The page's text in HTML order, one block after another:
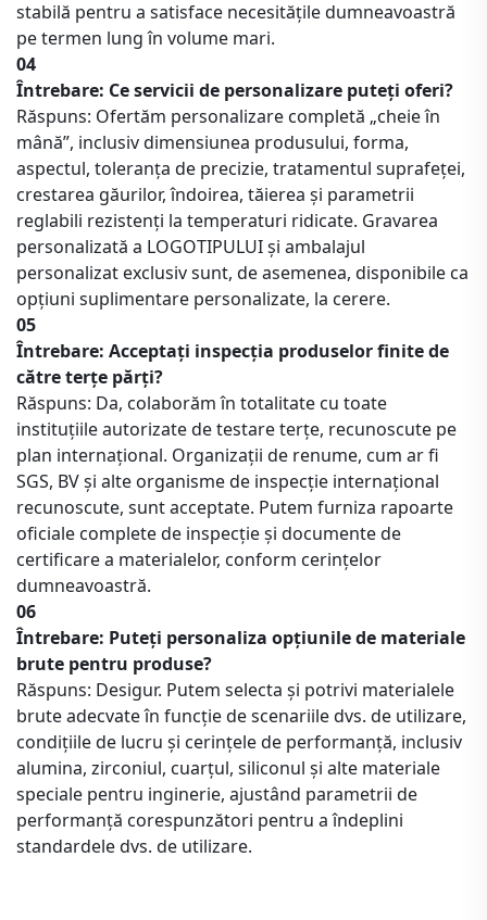
stabilă pentru a satisface necesitățile dumneavoastră
pe termen lung în volume mari.
04
Întrebare: Ce servicii de personalizare puteți oferi?
Răspuns: Ofertăm personalizare completă „cheie în
mână”, inclusiv dimensiunea produsului, forma,
aspectul, toleranța de precizie, tratamentul suprafeței,
crestarea găurilor, îndoirea, tăierea și parametrii
reglabili rezistenți la temperaturi ridicate. Gravarea
personalizată a LOGOTIPULUI și ambalajul
personalizat exclusiv sunt, de asemenea, disponibile ca
opțiuni suplimentare personalizate, la cerere.
05
Întrebare: Acceptați inspecția produselor finite de
către terțe părți?
Răspuns: Da, colaborăm în totalitate cu toate
instituțiile autorizate de testare terțe, recunoscute pe
plan internațional. Organizații de renume, cum ar fi
SGS, BV și alte organisme de inspecție internațional
recunoscute, sunt acceptate. Putem furniza rapoarte
oficiale complete de inspecție și documente de
certificare a materialelor, conform cerințelor
dumneavoastră.
06
Întrebare: Puteți personaliza opțiunile de materiale
brute pentru produse?
Răspuns: Desigur. Putem selecta și potrivi materialele
brute adecvate în funcție de scenariile dvs. de utilizare,
condițiile de lucru și cerințele de performanță, inclusiv
alumina, zirconiul, cuarțul, siliconul și alte materiale
speciale pentru inginerie, ajustând parametrii de
performanță corespunzători pentru a îndeplini
standardele dvs. de utilizare.